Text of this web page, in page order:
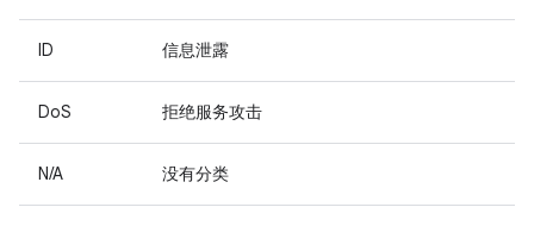
ID 信息泄露
DoS 拒绝服务攻击
N/A 没有分类